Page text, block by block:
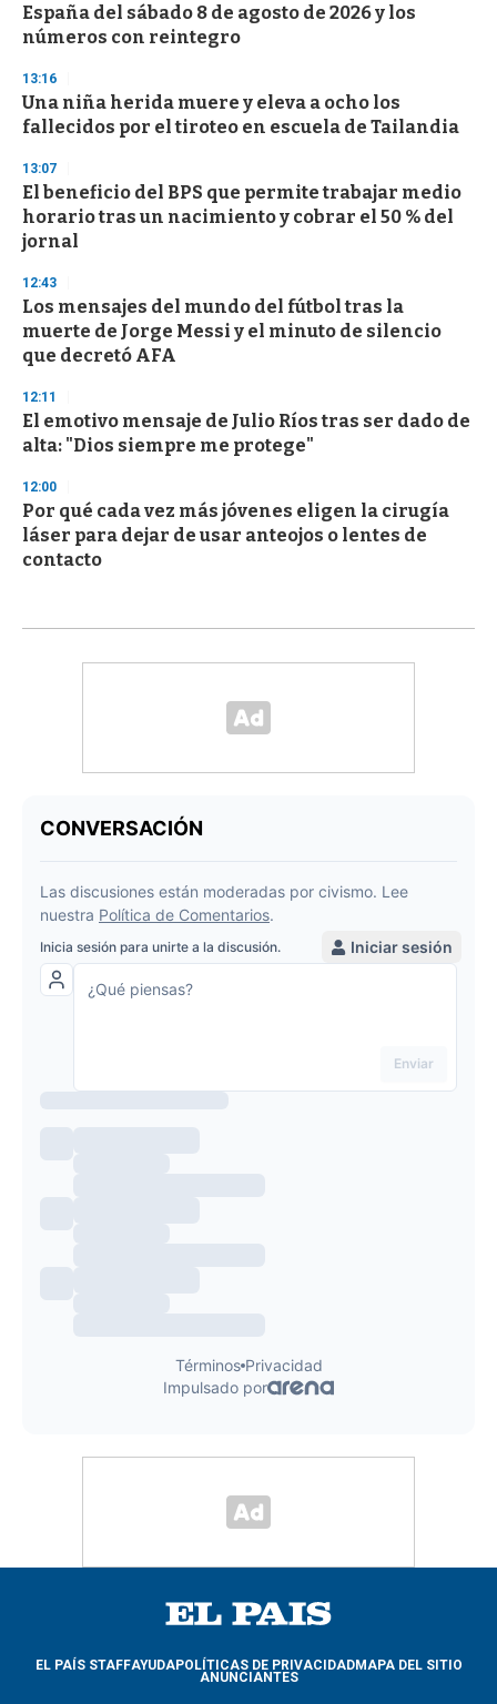
España del sábado 8 de agosto de 2026 y los
números con reintegro
13:16
Una niña herida muere y eleva a ocho los
fallecidos por el tiroteo en escuela de Tailandia
13:07
El beneficio del BPS que permite trabajar medio
horario tras un nacimiento y cobrar el 50 % del
jornal
12:43
Los mensajes del mundo del fútbol tras la
muerte de Jorge Messi y el minuto de silencio
que decretó AFA
12:11
El emotivo mensaje de Julio Ríos tras ser dado de
alta: "Dios siempre me protege"
12:00
Por qué cada vez más jóvenes eligen la cirugía
láser para dejar de usar anteojos o lentes de
contacto
EL PAÍS STAFFAYUDAPOLÍTICAS DE PRIVACIDADMAPA DEL SITIO
ANUNCIANTES